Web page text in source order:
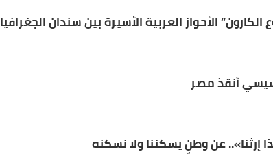
الأحواز العربية الأسيرة بين سندان الجغرافيا
أنقذ مصر
عن وطنٍ يسكننا ولا نسكنه